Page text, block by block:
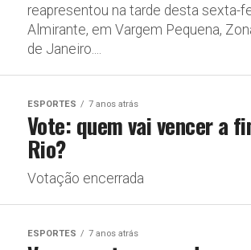
reapresentou na tarde desta sexta-
Almirante, em Vargem Pequena,
de Janeiro....
ESPORTES 7 anos atrás
Vote: quem vai vencer a
Rio?
Votação encerrada
ESPORTES 7 anos atrás